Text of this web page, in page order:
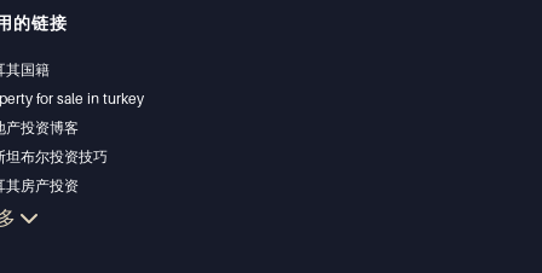
的链接
其国籍
for sale in turkey
产投资博客
坦布尔投资技巧
其房产投资
坦布尔投资型房产